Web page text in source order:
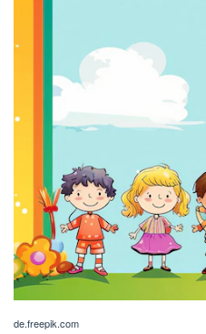
de.freepik.com